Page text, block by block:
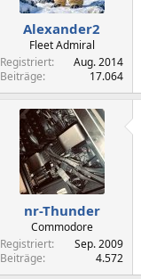
Alexander2
Fleet Admiral
Registriert
Aug. 2014
Beiträge
17.064
nr-Thunder
Commodore
Registriert
Sep. 2009
Beiträge
4.572